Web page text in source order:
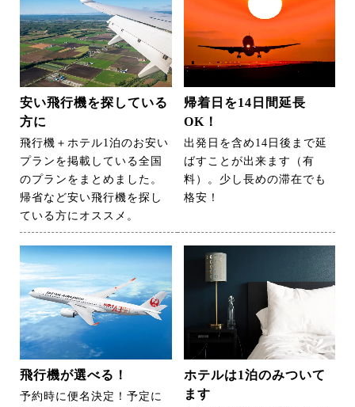
安い飛行機を探している
方に
飛行機＋ホテル1泊のお安い
プランを掲載している全国
のプランをまとめました。
帰省など安い飛行機を探し
ている方にオススメ。
帰着日を14日間延長
OK！
出発日を含め14日後まで延
ばすことが出来ます（有
料）。少し長めの滞在でも
格安！
飛行機が選べる！
予約時に便名決定！予定に
ホテルは1泊のみついて
ます